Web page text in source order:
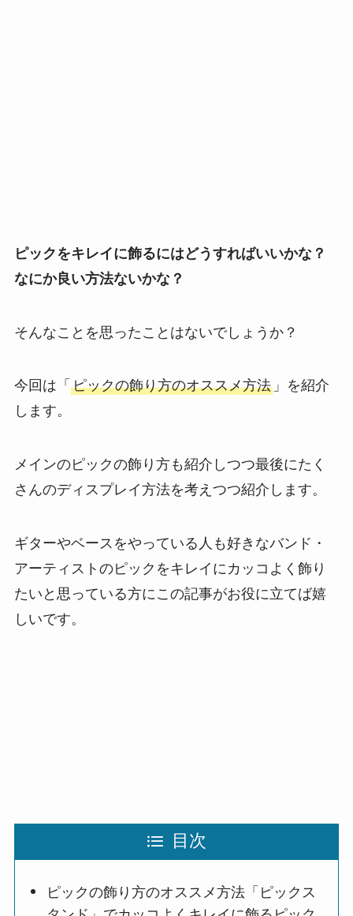
ピックをキレイに飾るにはどうすればいいかな？
なにか良い方法ないかな？
そんなことを思ったことはないでしょうか？
今回は「 ピックの飾り方のオススメ方法」を紹介
します。
メインのピックの飾り方も紹介しつつ最後にたく
さんのディスプレイ方法を考えつつ紹介します。
ギターやベースをやっている人も好きなバンド・
アーティストのピックをキレイにカッコよく飾り
たいと思っている方にこの記事がお役に立てば嬉
しいです。
目次
ピックの飾り方のオススメ方法「ピックス